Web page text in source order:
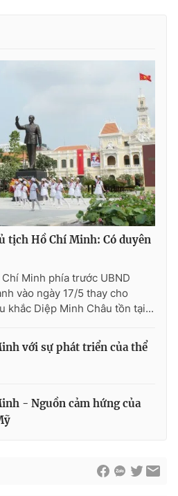
VTV Thể thao
Bất động sản
Tấm lòng Việt
Vươn mình bằng AI
VTV8
English
tịch Hồ Chí Minh: Có duyên
Minh phía trước UBND
vào ngày 17/5 thay cho
khắc Diệp Minh Châu tồn tại...
với sự phát triển của thể
- Nguồn cảm hứng của